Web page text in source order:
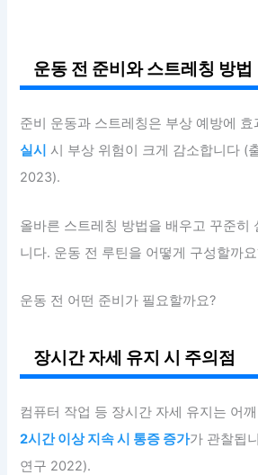
운동 전 준비와 스트레칭 방법
준비 운동과 스트레칭은 부상 예방에
실시 시 부상 위험이 크게 감소합니다 (
2023).
올바른 스트레칭 방법을 배우고 꾸준히
니다. 운동 전 루틴을 어떻게 구성할까
운동 전 어떤 준비가 필요할까요?
장시간 자세 유지 시 주의점
컴퓨터 작업 등 장시간 자세 유지는 어
2시간 이상 지속 시 통증 증가가 관찰됩
연구 2022).